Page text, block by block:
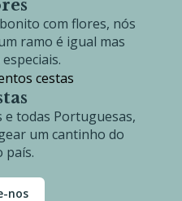
com flores, nós
ramo é igual mas
e todas Portuguesas,
um cantinho do
país.
nos